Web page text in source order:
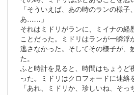
「そういえば、あの時のランの様
あ……」
それはミドリがランに、ミイナの経
ことだった。ミドリはランが一瞬浮
逃さなかった。そしてその様子が、
た。
ふと時計を見ると、時間はちょうど
った。ミドリはクロフォードに連絡
「あれ、ミドリか、珍しいね、そ